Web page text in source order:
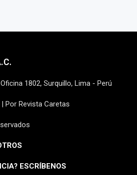
1802, Surquillo, Lima - Perú
Por Revista Caretas
ESCRÍBENOS